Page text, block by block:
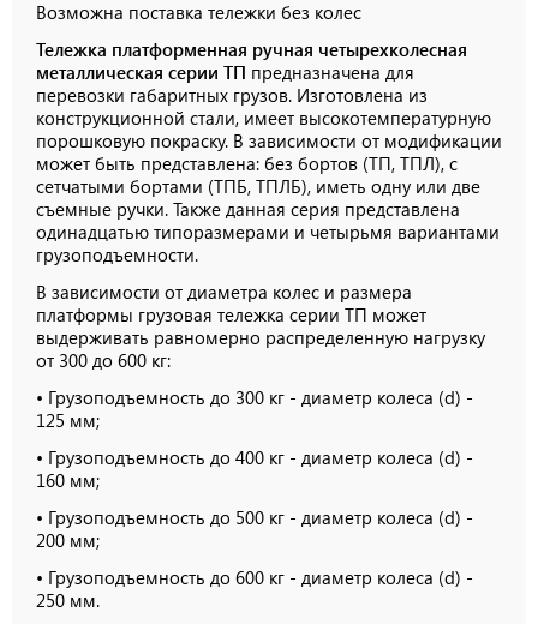
Тележка платформенная ручная четырехколесная
металлическая серии ТП предназначена для
перевозки габаритных грузов. Изготовлена из
конструкционной стали, имеет высокотемпературную
порошковую покраску. В зависимости от модификации
может быть представлена: без бортов (ТП, ТПЛ), с
сетчатыми бортами (ТПБ, ТПЛБ), иметь одну или две
съемные ручки. Также данная серия представлена
одинадцатью типоразмерами и четырьмя вариантами
грузоподъемности.
В зависимости от диаметра колес и размера
платформы грузовая тележка серии ТП может
выдерживать равномерно распределенную нагрузку
от 300 до 600 кг:
• Грузоподъемность до 300 кг - диаметр колеса (d) -
125 мм;
• Грузоподъемность до 400 кг - диаметр колеса (d) -
160 мм;
• Грузоподъемность до 500 кг - диаметр колеса (d) -
200 мм;
• Грузоподъемность до 600 кг - диаметр колеса (d) -
250 мм.